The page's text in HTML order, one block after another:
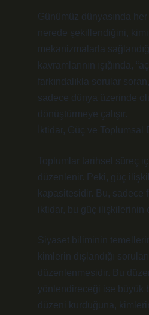
Günümüz dünyasında
nerede şekillendiğini,
mekanizmalarla
kavramlarının ışığında,
farkındalıkla sorular
sadece dünya üzerinde
dönüştürmeye çalışır.
İktidar, Güç ve Toplumsal
Toplumlar tarihsel süreç
düzenlenir. Peki, güç
kapasitesidir. Bu, sadece
iktidar, bu güç ilişkilerinin
Siyaset biliminin
kimlerin dışlandığı
düzenlenmesidir. Bu
yönlendireceği ise büyük
düzeni kurduğuna,